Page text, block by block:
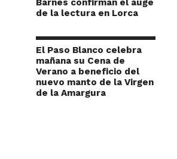
Barnés confirman el auge
de la lectura en Lorca
El Paso Blanco celebra
mañana su Cena de
Verano a beneficio del
nuevo manto de la Virgen
de la Amargura